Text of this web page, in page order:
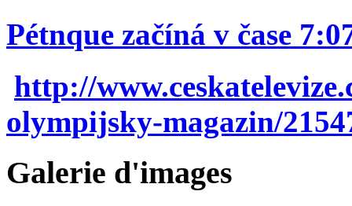
Pétnque začíná v čase
http://
olympijsky-magazin/
Galerie d'images